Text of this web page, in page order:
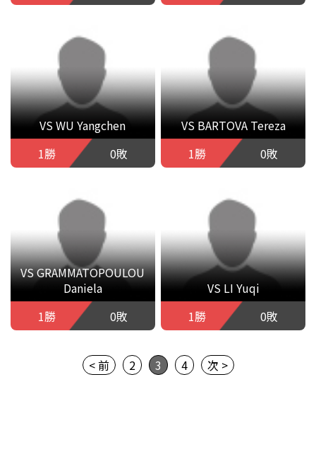
VS WU Yangchen
1勝
0敗
VS BARTOVA Tereza
1勝
0敗
VS GRAMMATOPOULOU
Daniela
1勝
0敗
VS LI Yuqi
1勝
0敗
< 前 2 3 4 次 >